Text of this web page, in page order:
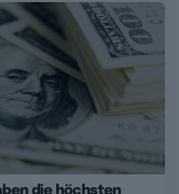
die höchsten